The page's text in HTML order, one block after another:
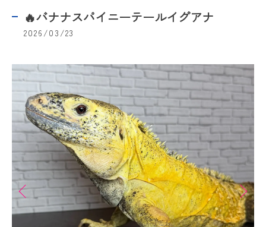
🔥バナナスパイニーテールイグアナ
2026/03/23